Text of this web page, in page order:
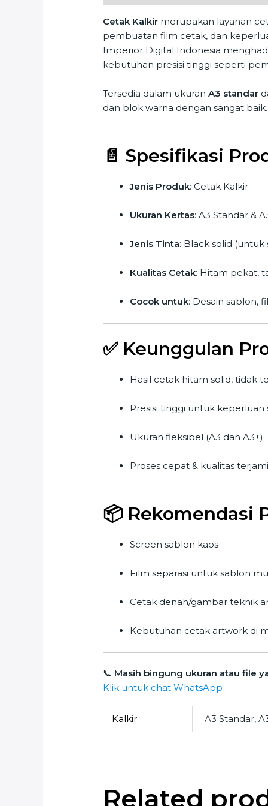
Cetak Kalkir merupakan layanan
pembuatan film cetak, dan
Imperior Digital Indonesia
kebutuhan presisi tinggi seperti
Tersedia dalam ukuranA3 standar
dan blok warna dengan sangat baik.
📄Spesifikasi
Jenis Produk: Cetak Kalkir
Ukuran Kertas: A3 Standar &
Jenis Tinta: Black solid
Kualitas Cetak: Hitam pekat,
Cocok untuk: Desain sablon,
✅ Keunggulan
Hasil cetak hitam solid, tidak
Presisi tinggi untuk
Ukuran fleksibel (A3 dan A3+)
Proses cepat & kualitas
📦 Rekomendasi
Screen sablon kaos
Film separasi untuk sablon
Cetak denah/gambar teknik
Kebutuhan cetak artwork di
📞 Masih bingung ukuran atau file
Klik untuk chat WhatsApp
Kalkir A3 Standar,
Related